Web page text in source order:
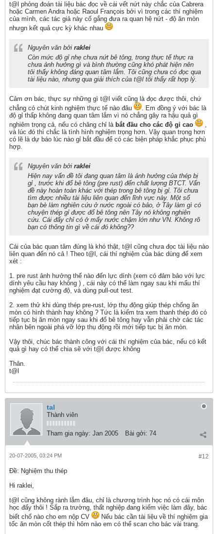
t@l phỏng đoán tài liệu bác đọc về cái vết nứt này chắc của Cabrera
hoặc Carmen Andra hoặc Raoul François bởi vì trong các thí nghiệm
của mình, các tác giả này cố gắng đưa ra quan hệ nứt - độ ăn mòn
nhưgn kết quả cực kỳ khác nhau
Nguyên văn bởi raklei
Còn mức độ gỉ nhẹ chưa nứt bê tông, trong thực tế thực ra
chưa ảnh hưởng gì và bình thường cũng khó phát hiện nên
tôi thấy không đáng quan tâm lắm. Tôi cũng chưa có đọc qua
tài liệu nào, nhưng qua giải thích của t@l tôi thấy rất hợp lý.
Cảm ơn bác, thực sự những gì t@l viết cũng là đọc được thôi, chứ
chẳng có chút kinh nghiệm thực tế nào đâu
. Em đồng ý với bác là
độ gỉ thấp không đang quan tâm lắm vì nó chẳng gây ra hậu quả gì
nghiêm trọng cả, nếu có chăng chỉ là bắt đầu cho các độ gỉ cao
,
và lúc đó thì chắc là tình hình nghiệm trọng hơn. Vậy quan trọng hơn
có lẽ là dự báo lúc nào gỉ bắt đầu để có các biện pháp khắc phục phù
hợp.
Nguyên văn bởi raklei
Hiện nay vấn đề tôi đang quan tâm là ảnh hưởng của thép bị
gỉ , trước khi đổ bê tông (pre rust) đến chất lượng BTCT. Vấn
đề này hoàn toàn khác với thép trong bê tông bị gỉ. Tôi chưa
tìm được nhiều tài liệu liên quan đến lĩnh vực này. Một số
bạn bè làm nghiên cứu ở nước ngoài có bảo, ở Tây làm gì có
chuyện thép gỉ được đổ bê tông nên Tây nó không nghiên
cứu. Cái đấy chỉ có ở mấy nước chậm lớn như VN. Không rõ
bạn có thông tin gì về cái đó không??
Cái của bác quan tâm đúng là khó thật, t@l cũng chưa đọc tài liệu nào
liên quan đến nó cả ! Theo t@l, cái thí nghiệm của bác dùng để xem
xét :
1. pre rust ảnh hưởng thế nào đến lực dính (xem có đảm bảo với lực
dính yêu cầu hay không ) , cái này có thể làm ngay sau khi mẩu thí
nghiệm đạt cường độ, và dùng pull-out test.
2. xem thử khi dùng thép pre-rust, lớp thụ động giúp thép chống ăn
mòn có hình thành hay không ? Tức là kiểm tra xem thanh thép đó có
tiếp tục bị ăn mòn ngay sau khi đổ bê tông hay vẫn phải chờ các tác
nhân bên ngoài phá vỡ lớp thụ động rồi mới tiếp tục bị ăn mòn.
Vậy thôi, chúc bác thành công với cái thí nghiệm của bác, nếu có kết
quả gì hay có thể chia sẽ với t@l được không
Thân.
t@l
tal
Thành viên
Tham gia ngày: Jan 2005 Bài gởi: 74
#12
20-07-2005, 03:24 PM
Ðề: Nghiệm thu thép
Hi raklei,
t@l cũng không rành lắm đâu, chỉ là chương trình học nó có cái môn
học đấy thôi ! Sắp ra trường, thất nghiệp đang kiếm việc làm đây, bác
biết chổ nào cho em nộp CV
Nếu bác cần tài liệu về thí nghiệm gia
tốc ăn mòn cốt thép thì hôm nào em có thể scan cho bác vài trang.